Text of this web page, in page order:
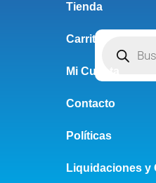
Tienda
Carrito
Mi Cuenta
Contacto
Políticas
Liquidaciones y